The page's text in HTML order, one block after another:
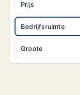
Bedrijfsruimte
Groote
Prijs